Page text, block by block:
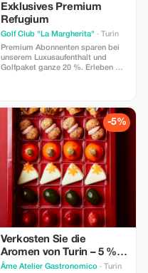
Exklusives Premium
Refugium
Golf Club "La Margherita" · Turin
Premium Abonnenten sparen bei
unserem Luxusaufenthalt und
Golfpaket ganze 20 %. Erleben Sie
-5%
Verkosten Sie die
Aromen von Turin – 5 %
Rabatt
Âme Atelier Gastronomico · Turin